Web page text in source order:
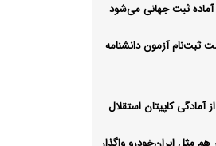
آماده ثبت جهانی می‌شود
ثبت‌نام آزمون دانشنامه
آمادگی کاپیتان استقلال